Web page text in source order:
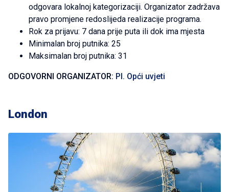
odgovara lokalnoj kategorizaciji. Organizator zadržava
pravo promjene redoslijeda realizacije programa.
Rok za prijavu: 7 dana prije puta ili dok ima mjesta
Minimalan broj putnika: 25
Maksimalan broj putnika: 31
ODGOVORNI ORGANIZATOR: PI. Opći uvjeti
London